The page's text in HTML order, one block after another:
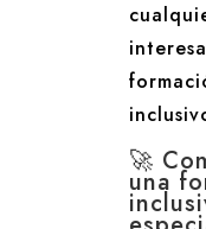
🚀
una